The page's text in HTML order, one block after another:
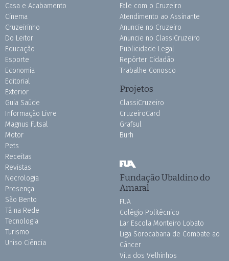
Casa e Acabamento
Cinema
Cruzeirinho
Do Leitor
Educação
Esporte
Economia
Editorial
Exterior
Guia Saúde
Informação Livre
Magnus Futsal
Motor
Pets
Receitas
Revistas
Necrologia
Presença
São Bento
Tá na Rede
Tecnologia
Turismo
Uniso Ciência
Fale com o Cruzeiro
Atendimento ao Assinante
Anuncie no Cruzeiro
Anuncie no ClassiCruzeiro
Publicidade Legal
Repórter Cidadão
Trabalhe Conosco
Projetos
ClassiCruzeiro
CruzeiroCard
Grafsul
Burh
Fundação Ubaldino do
Amaral
FUA
Colégio Politécnico
Lar Escola Monteiro Lobato
Liga Sorocabana de Combate ao
Câncer
Vila dos Velhinhos